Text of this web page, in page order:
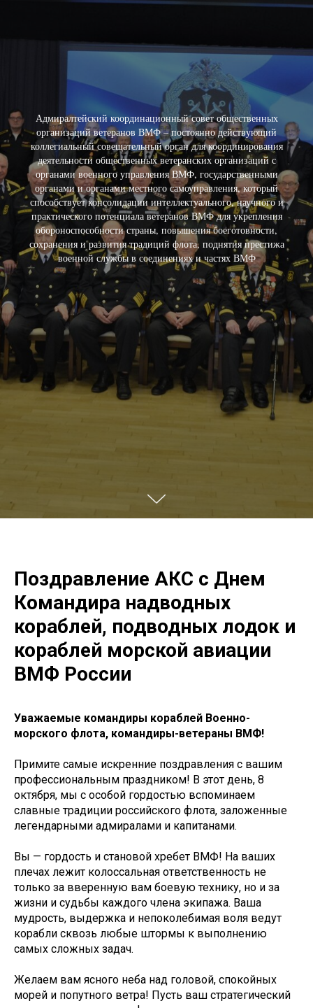
Адмиралтейский координационный совет общественных
организаций ветеранов ВМФ – постоянно действующий
коллегиальный совещательный орган для координирования
деятельности общественных ветеранских организаций с
органами военного управления ВМФ, государственными
органами и органами местного самоуправления, который
способствует консолидации интеллектуального, научного и
практического потенциала ветеранов ВМФ для укрепления
обороноспособности страны, повышения боеготовности,
сохранения и развития традиций флота, поднятия престижа
военной службы в соединениях и частях ВМФ
Поздравление АКС с Днем
Командира надводных
кораблей, подводных лодок и
кораблей морской авиации
ВМФ России
Уважаемые командиры кораблей Военно-
морского флота, командиры-ветераны ВМФ!
Примите самые искренние поздравления с вашим
профессиональным праздником! В этот день, 8
октября, мы с особой гордостью вспоминаем
славные традиции российского флота, заложенные
легендарными адмиралами и капитанами.
Вы — гордость и становой хребет ВМФ! На ваших
плечах лежит колоссальная ответственность не
только за вверенную вам боевую технику, но и за
жизни и судьбы каждого члена экипажа. Ваша
мудрость, выдержка и непоколебимая воля ведут
корабли сквозь любые штормы к выполнению
самых сложных задач.
Желаем вам ясного неба над головой, спокойных
морей и попутного ветра! Пусть ваш стратегический